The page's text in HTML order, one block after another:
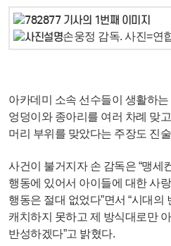
손웅정 감독. 사진=연
아카데미 소속 선수들이 생활하는
엉덩이와 종아리를 여러 차례 맞
머리 부위를 맞았다는 주장도 진
사건이 불거지자 손 감독은 “맹세
행동에 있어서 아이들에 대한 사
행동은 절대 없었다”면서 “시대
캐치하지 못하고 제 방식대로만
반성하겠다”고 밝혔다.